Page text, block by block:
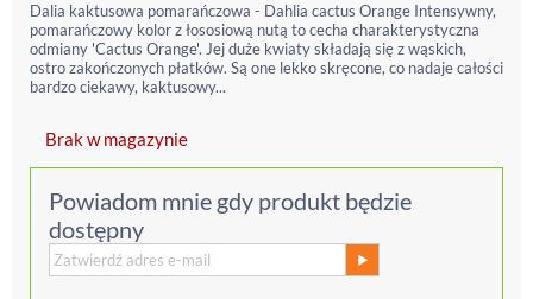
Dalia kaktusowa pomarańczowa - Dahlia cactus Orange Intensywny,
pomarańczowy kolor z łososiową nutą to cecha charakterystyczna
odmiany 'Cactus Orange'. Jej duże kwiaty składają się z wąskich,
ostro zakończonych płatków. Są one lekko skręcone, co nadaje całości
bardzo ciekawy, kaktusowy...
Brak w magazynie
Powiadom mnie gdy produkt będzie
dostępny